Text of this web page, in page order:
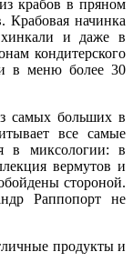
крабов в пряном
Крабовая начинка
и даже в
кондитерского
в меню более 30
самых больших в
все самые
в миксологии: в
вермутов и
стороной.
Раппопорт не
продукты и